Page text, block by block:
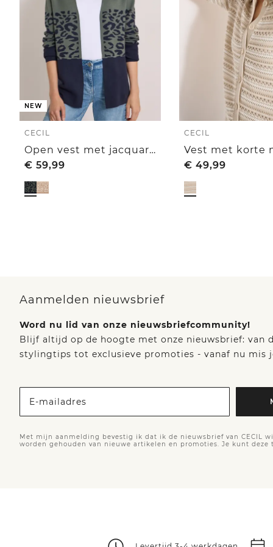
NEW
CECIL
Open vest met jacquardpatroon
€ 59,99
CECIL
€ 49,99
Aanmelden nieuwsbrief
Word nu lid van onze nieuwsbriefcommunity!
Blijf altijd op de hoogte met onze nieuwsbrief: van
stylingtips tot exclusieve promoties - vanaf nu mis
E-mailadres
Met mijn aanmelding bevestig ik dat ik de nieuwsbrief van CECIL
worden gehouden van nieuwe artikelen en promoties. Je kunt